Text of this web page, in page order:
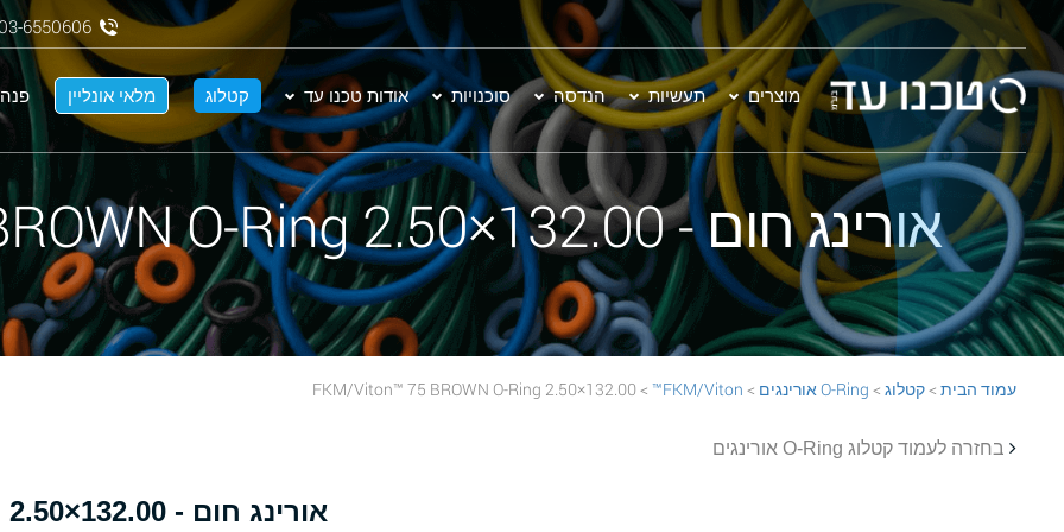
מוצרים תעשיות הנדסה סוכנויות אודות טכנו עד קטלוג מלאי אונליין פנה
03-6550606
אורינג חום - 132.00×2.50 FKM/Viton™ 75 BROWN O-Ring
עמוד הבית >קטלוג > O-Ring אורינגים >
FKM/Viton™
> 132.00×2.50 FKM/Viton™ 75 BROWN O-Ring
בחזרה לעמוד קטלוג O-Ring אורינגים